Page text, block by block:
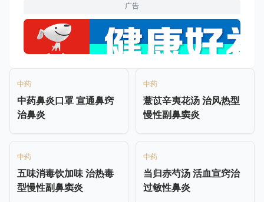
广告
中药
中药鼻炎口罩 宣通鼻窍
治鼻炎
中药
薏苡辛夷花汤 治风热型
慢性副鼻窦炎
中药
五味消毒饮加味 治热毒
型慢性副鼻窦炎
中药
当归赤芍汤 活血宣窍治
过敏性鼻炎